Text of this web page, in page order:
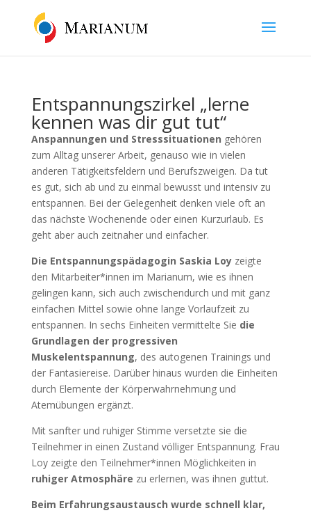
Entspannungszirkel „lerne
kennen was dir gut tut“
Anspannungen und Stresssituationen gehören
zum Alltag unserer Arbeit, genauso wie in vielen
anderen Tätigkeitsfeldern und Berufszweigen. Da tut
es gut, sich ab und zu einmal bewusst und intensiv zu
entspannen. Bei der Gelegenheit denken viele oft an
das nächste Wochenende oder einen Kurzurlaub. Es
geht aber auch zeitnaher und einfacher.
Die Entspannungspädagogin Saskia Loyzeigte
den Mitarbeiter*innen im Marianum, wie es ihnen
gelingen kann, sich auch zwischendurch und mit ganz
einfachen Mittel sowie ohne lange Vorlaufzeit zu
entspannen. In sechs Einheiten vermittelte Sie die
Grundlagen der progressiven
Muskelentspannung, des autogenen Trainings und
der Fantasiereise. Darüber hinaus wurden die Einheiten
durch Elemente der Körperwahrnehmung und
Atemübungen ergänzt.
Mit sanfter und ruhiger Stimme versetzte sie die
Teilnehmer in einen Zustand völliger Entspannung. Frau
Loy zeigte den Teilnehmer*innen Möglichkeiten in
ruhiger Atmosphäre zu erlernen, was ihnen guttut.
Beim Erfahrungsaustausch wurde schnell klar,